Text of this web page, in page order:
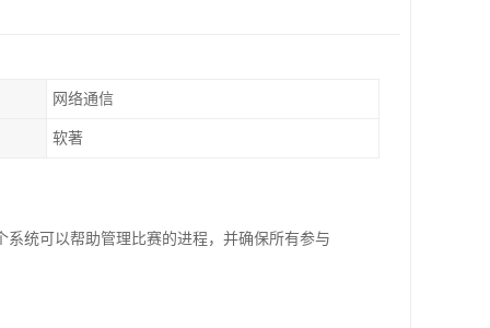
网络通信
软著
统可以帮助管理比赛的进程，并确保所有参与